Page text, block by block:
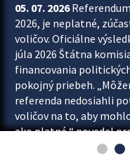
05. 07. 2026
2026, je neplatné,
voličov. Oficiálne
júla 2026 Štátna
financovania
pokojný priebeh.
referenda nedosiahli
voličov na to, aby
ako platné,“ povedal
a kontrolu financovania